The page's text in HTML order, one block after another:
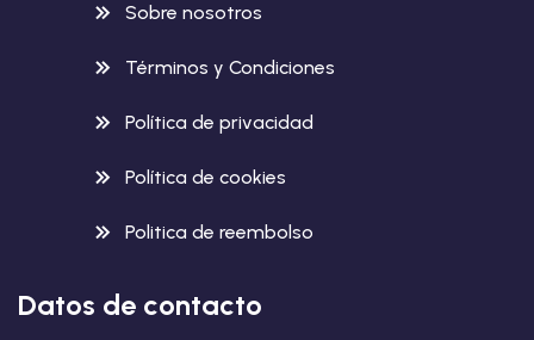
Sobre nosotros
Términos y Condiciones
Política de privacidad
Política de cookies
Politica de reembolso
Datos de contacto